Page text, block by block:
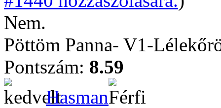
Nem.
Pöttöm Panna- V1-
Pontszám: 8.59
Hasman